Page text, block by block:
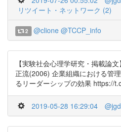
リツイート・ネットワーク (2)
2 @clione @TCCP_info
【実験社会心理学研究・掲載論
正流(2006) 企業組織における管
るリーダーシップの効果 https://
2019-05-28 16:29:04